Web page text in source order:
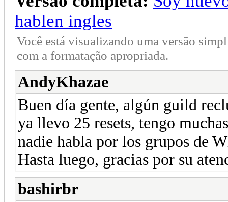
hablen ingles
Você está visualizando uma versão
com a formatação apropriada.
AndyKhazae
Buen día gente, algún guild
ya llevo 25 resets, tengo
nadie habla por los grupos de
Hasta luego, gracias por su
bashirbr